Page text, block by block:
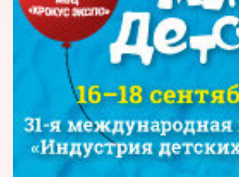
учебные демонстрационные
приборы, аппаратура и
демонстрационные
части и принадлежности к
демонстрационным приборам,
и устройствам для школ
аппаратура и устройства
демонстрационные
приборы, аппаратура и
демонстрационные